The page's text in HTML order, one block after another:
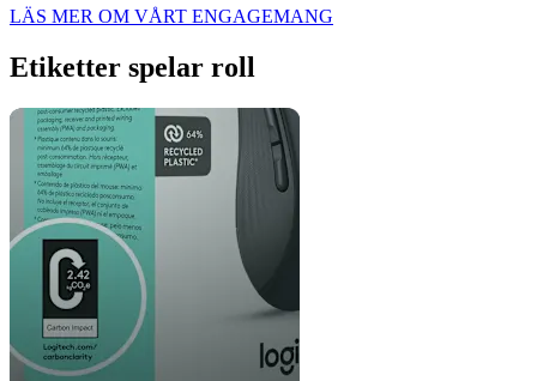
LÄS MER OM VÅRT ENGAGEMANG
Etiketter spelar roll